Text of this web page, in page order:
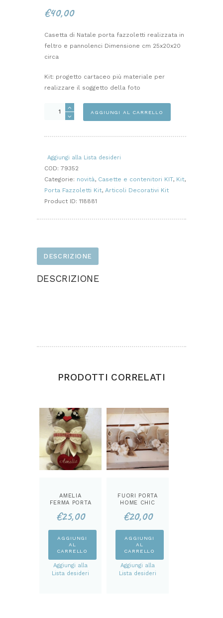
€40,00
Casetta di Natale porta fazzoletti realizzata in
feltro e pannolenci Dimensione cm 25x20x20
circa
Kit: progetto cartaceo più materiale per
realizzare il soggetto della foto
CASETTA
AGGIUNGI AL CARRELLO
Aggiungi alla Lista desideri
COD: 79352
Categorie: novità, Casette e contenitori KIT, Kit,
Porta Fazzoletti Kit, Articoli Decorativi Kit
Product ID: 118881
DESCRIZIONE
DESCRIZIONE
PRODOTTI CORRELATI
AMELIA
FERMA PORTA
€25,00
AGGIUNGI
AL
CARRELLO
Aggiungi alla
Lista desideri
FUORI PORTA
HOME CHIC
€20,00
AGGIUNGI
AL
CARRELLO
Aggiungi alla
Lista desideri